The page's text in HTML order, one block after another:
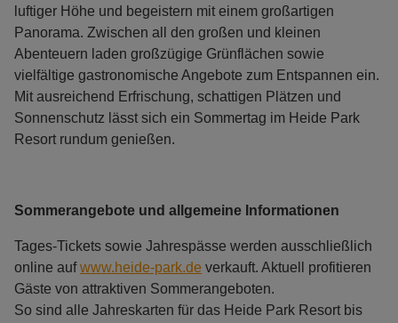
luftiger Höhe und begeistern mit einem großartigen
Panorama. Zwischen all den großen und kleinen
Abenteuern laden großzügige Grünflächen sowie
vielfältige gastronomische Angebote zum Entspannen ein.
Mit ausreichend Erfrischung, schattigen Plätzen und
Sonnenschutz lässt sich ein Sommertag im Heide Park
Resort rundum genießen.
Sommerangebote und allgemeine Informationen
Tages-Tickets sowie Jahrespässe werden ausschließlich
online aufwww.heide-park.de verkauft. Aktuell profitieren
Gäste von attraktiven Sommerangeboten.
So sind alle Jahreskarten für das Heide Park Resort bis